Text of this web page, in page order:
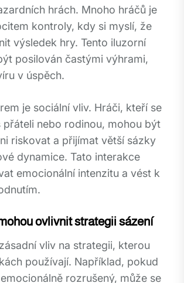
hrách. Mnoho hráčů je
kontroly, kdy si myslí, že
výsledek hry. Tento iluzorní
posilován častými výhrami,
v úspěch.
je sociální vliv. Hráči, kteří se
přáteli nebo rodinou, mohou být
riskovat a přijímat větší sázky
dynamice. Tato interakce
emocionální intenzitu a vést k
ovlivnit strategii sázení
vliv na strategii, kterou
používají. Například, pokud
rozrušený, může se